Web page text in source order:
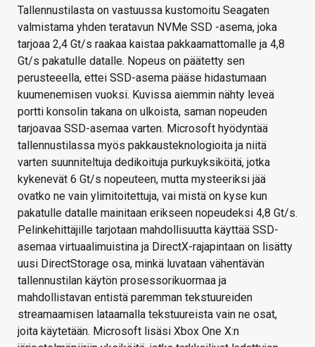
Tallennustilasta on vastuussa kustomoitu Seagaten
valmistama yhden teratavun NVMe SSD -asema, joka
tarjoaa 2,4 Gt/s raakaa kaistaa pakkaamattomalle ja 4,8
Gt/s pakatulle datalle. Nopeus on päätetty sen
perusteeella, ettei SSD-asema pääse hidastumaan
kuumenemisen vuoksi. Kuvissa aiemmin nähty leveä
portti konsolin takana on ulkoista, saman nopeuden
tarjoavaa SSD-asemaa varten. Microsoft hyödyntää
tallennustilassa myös pakkausteknologioita ja niitä
varten suunniteltuja dedikoituja purkuyksiköitä, jotka
kykenevät 6 Gt/s nopeuteen, mutta mysteeriksi jää
ovatko ne vain ylimitoitettuja, vai mistä on kyse kun
pakatulle datalle mainitaan erikseen nopeudeksi 4,8 Gt/s.
Pelinkehittäjille tarjotaan mahdollisuutta käyttää SSD-
asemaa virtuaalimuistina ja DirectX-rajapintaan on lisätty
uusi DirectStorage osa, minkä luvataan vähentävän
tallennustilan käytön prosessorikuormaa ja
mahdollistavan entistä paremman tekstuureiden
streamaamisen lataamalla tekstuureista vain ne osat,
joita käytetään. Microsoft lisäsi Xbox One X:n